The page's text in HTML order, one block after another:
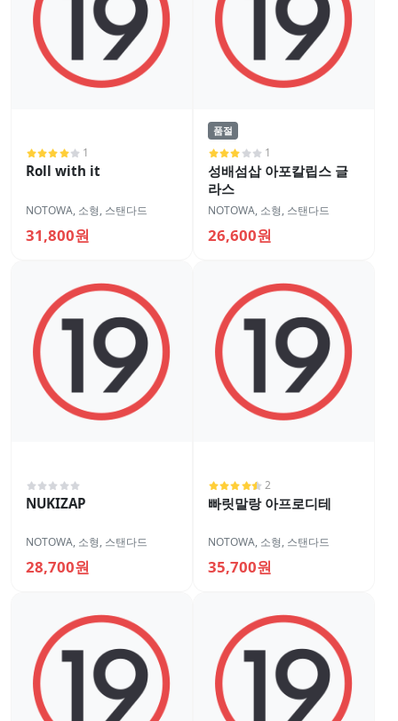
1
Roll with it
NOTOWA, 소형, 스탠다드
31,800원
품절
1
성배섬삽 아포칼립스 글
라스
NOTOWA, 소형, 스탠다드
26,600원
NUKIZAP
NOTOWA, 소형, 스탠다드
28,700원
2
빠릿말랑 아프로디테
NOTOWA, 소형, 스탠다드
35,700원